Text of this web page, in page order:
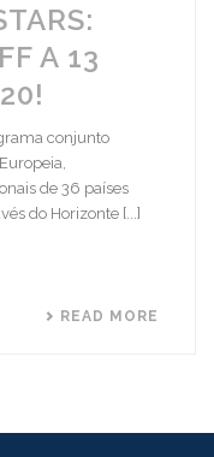
A 13
conjunto
de 36 países
do Horizonte [...]
READ MORE